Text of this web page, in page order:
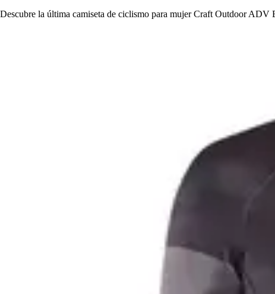
Descubre la última camiseta de ciclismo para mujer Craft Outdoor